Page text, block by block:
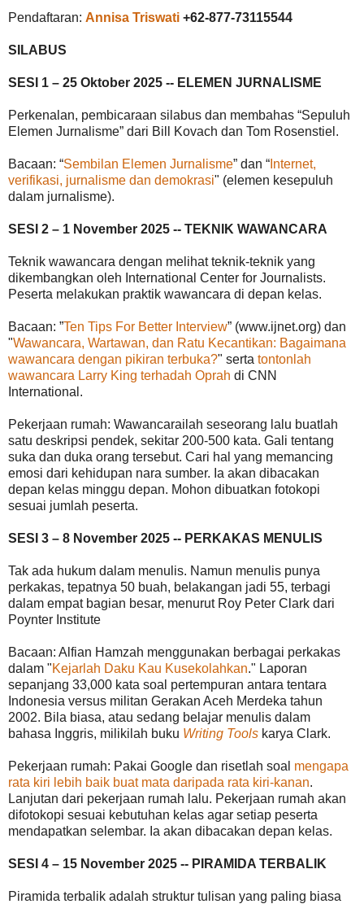
Pendaftaran: Annisa Triswati +62-877-73115544
SILABUS
SESI 1 – 25 Oktober 2025 -- ELEMEN JURNALISME
Perkenalan, pembicaraan silabus dan membahas “Sepuluh
Elemen Jurnalisme” dari Bill Kovach dan Tom Rosenstiel.
Bacaan: “Sembilan Elemen Jurnalisme” dan “ Internet,
verifikasi, jurnalisme dan demokrasi" (elemen kesepuluh
dalam jurnalisme).
SESI 2 – 1 November 2025 -- TEKNIK WAWANCARA
Teknik wawancara dengan melihat teknik-teknik yang
dikembangkan oleh International Center for Journalists.
Peserta melakukan praktik wawancara di depan kelas.
Bacaan: ”Ten Tips For Better Interview” (www.ijnet.org) dan
"Wawancara, Wartawan, dan Ratu Kecantikan: Bagaimana
wawancara dengan pikiran terbuka?" serta tontonlah
wawancara Larry King terhadah Oprah di CNN
International.
Pekerjaan rumah: Wawancarailah seseorang lalu buatlah
satu deskripsi pendek, sekitar 200-500 kata. Gali tentang
suka dan duka orang tersebut. Cari hal yang memancing
emosi dari kehidupan nara sumber. Ia akan dibacakan
depan kelas minggu depan. Mohon dibuatkan fotokopi
sesuai jumlah peserta.
SESI 3 – 8 November 2025 -- PERKAKAS MENULIS
Tak ada hukum dalam menulis. Namun menulis punya
perkakas, tepatnya 50 buah, belakangan jadi 55, terbagi
dalam empat bagian besar, menurut Roy Peter Clark dari
Poynter Institute
Bacaan: Alfian Hamzah menggunakan berbagai perkakas
dalam "Kejarlah Daku Kau Kusekolahkan." Laporan
sepanjang 33,000 kata soal pertempuran antara tentara
Indonesia versus militan Gerakan Aceh Merdeka tahun
2002. Bila biasa, atau sedang belajar menulis dalam
bahasa Inggris, milikilah buku Writing Tools karya Clark.
Pekerjaan rumah: Pakai Google dan risetlah soal mengapa
rata kiri lebih baik buat mata daripada rata kiri-kanan.
Lanjutan dari pekerjaan rumah lalu. Pekerjaan rumah akan
difotokopi sesuai kebutuhan kelas agar setiap peserta
mendapatkan selembar. Ia akan dibacakan depan kelas.
SESI 4 – 15 November 2025 -- PIRAMIDA TERBALIK
Piramida terbalik adalah struktur tulisan yang paling biasa